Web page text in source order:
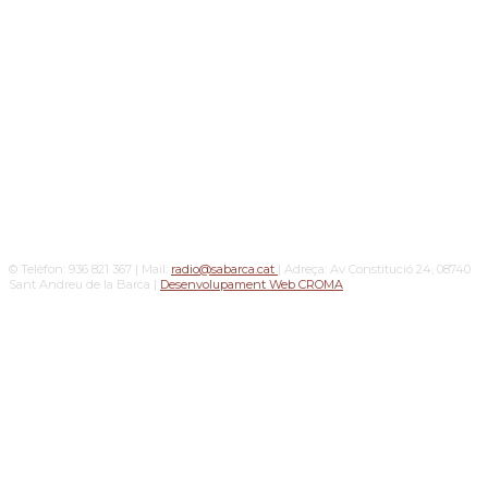
© Telèfon: 936 821 367 | Mail: radio@sabarca.cat | Adreça: Av Constitució 24, 08740
Sant Andreu de la Barca | Desenvolupament Web CROMA